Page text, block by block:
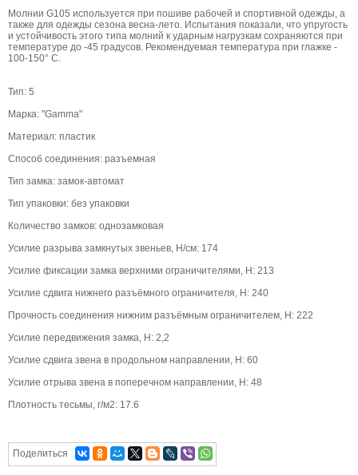
Молнии G105 используется при пошиве рабочей и спортивной одежды, а
также для одежды сезона весна-лето. Испытания показали, что упругость
и устойчивость этого типа молний к ударным нагрузкам сохраняются при
температуре до -45 градусов. Рекомендуемая температура при глажке -
100-150° С.
Тип: 5
Марка: "Gamma"
Материал: пластик
Способ соединения: разъемная
Тип замка: замок-автомат
Тип упаковки: без упаковки
Количество замков: однозамковая
Усилие разрыва замкнутых звеньев, Н/см: 174
Усилие фиксации замка верхними ограничителями, Н: 213
Усилие сдвига нижнего разъёмного ограничителя, Н: 240
Прочность соединения нижним разъёмным ограничителем, Н: 222
Усилие передвижения замка, Н: 2,2
Усилие сдвига звена в продольном направлении, Н: 60
Усилие отрыва звена в поперечном направлении, Н: 48
Плотность тесьмы, г/м2: 17.6
Поделиться